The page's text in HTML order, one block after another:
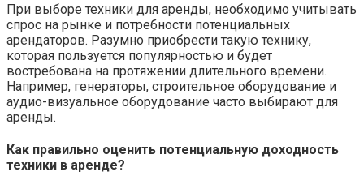
При выборе техники для аренды, необходимо учитывать
спрос на рынке и потребности потенциальных
арендаторов. Разумно приобрести такую технику,
которая пользуется популярностью и будет
востребована на протяжении длительного времени.
Например, генераторы, строительное оборудование и
аудио-визуальное оборудование часто выбирают для
аренды.
Как правильно оценить потенциальную доходность
техники в аренде?